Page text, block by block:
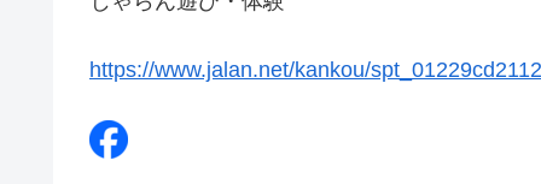
https://www.jalan.net/kankou/